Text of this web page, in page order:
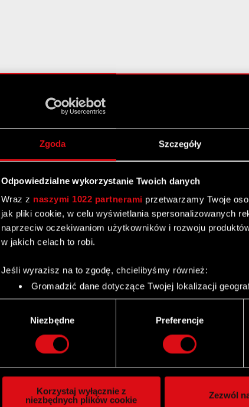
Zgoda Szczegóły
Odpowiedzialne wykorzystanie Twoich danych
Wraz z naszymi 1022 partnerami przetwarzamy Twoje
jak pliki cookie, w celu wyświetlania spersonalizowanych
naprzeciw oczekiwaniom użytkowników i rozwoju
w jakich celach to robi.
Jeśli wyrazisz na to zgodę, chcielibyśmy również:
Gromadzić dane dotyczące Twojej lokalizacji
Identyfikować Twoje urządzenie, aktywnie
Dowiedz się więcej odnośnie tego, jak Twoje osobiste
szczegółów . W Deklaracji plików cookie możesz zmienić
Wykorzystujemy pliki cookie do spersonalizowania treści i
społecznościowym, reklamowym i analitycznym.
Niezbędne Preferencje
Korzystaj wyłącznie z
niezbędnych plików cookie
Zezwól